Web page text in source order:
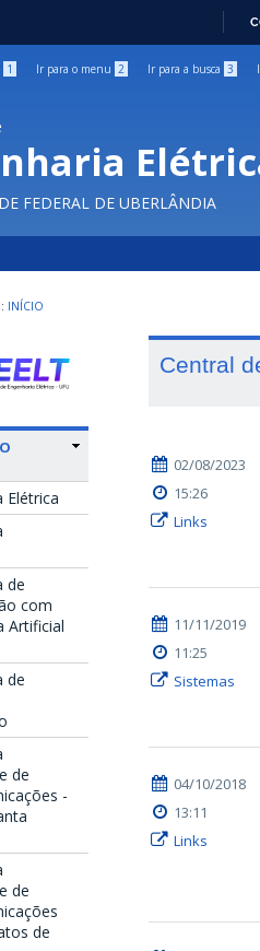
1 Ir para o menu 2 Ir para a busca 3
FEDERAL DE UBERLÂNDIA
INÍCIO
Elétrica
de
com
Artificial
de
de
-
de
de
Central
02/08/2023
15:26
Links
11/11/2019
11:25
Sistemas
04/10/2018
13:11
Links